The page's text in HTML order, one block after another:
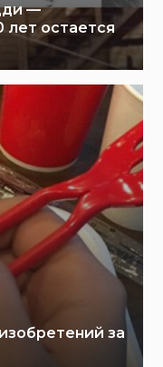
—
лет остается
за